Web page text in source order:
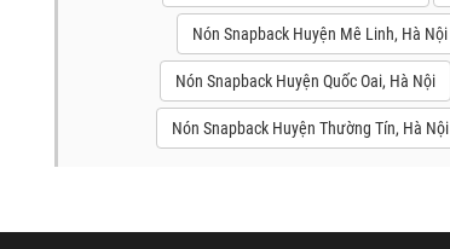
Nón Snapback Huyện Mê Linh, Hà Nội
Nón Snapback Huyện Quốc Oai, Hà Nội
Nón Snapback Huyện Thường Tín, Hà Nội